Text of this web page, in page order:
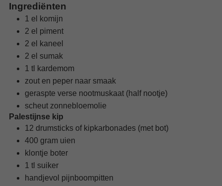
Ingrediënten
1 el
komijn
2 el piment
2 el
kaneel
2 el sumak
1 tl kardemom
zout en peper naar smaak
geraspte verse nootmuskaat (half nootje)
scheut zonnebloemolie
Palestijnse kip
12 drumsticks of kipkarbonades (met bot)
400 gram uien
klontje boter
1 tl suiker
handjevol pijnboompitten